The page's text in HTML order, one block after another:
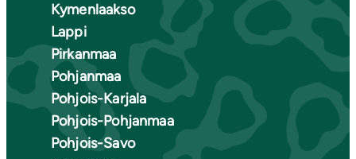
Kymenlaakso
Lappi
Pirkanmaa
Pohjanmaa
Pohjois-Karjala
Pohjois-Pohjanmaa
Pohjois-Savo